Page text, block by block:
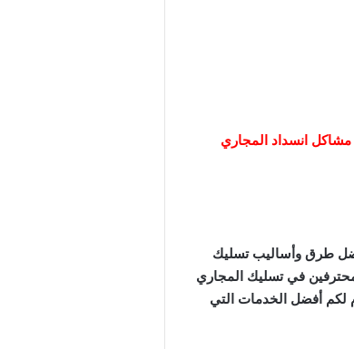
مشاكل انسداد المجاري
طرق وأساليب تسليك
في تسليك المجاري
لكم أفضل الخدمات التي